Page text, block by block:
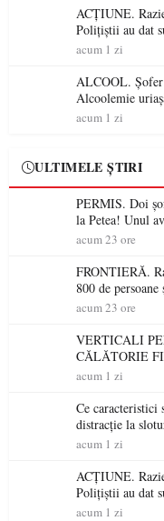
ACȚIUNE.
Polițiștii au dat
permis într-o
acum 1 zi
ALCOOL.
Alcoolemie
acum 1 zi
ULTIMELE ȘTIRI
PERMIS. Doi
la Petea! Unul
niciodată permis
acum 23 ore
FRONTIERĂ.
800 de
acum 23 ore
VERTICALI
CĂLĂTORIE
acum 1 zi
Ce caracteristici
distracție la
acum 1 zi
ACȚIUNE.
Polițiștii au dat
permis într-o
acum 1 zi